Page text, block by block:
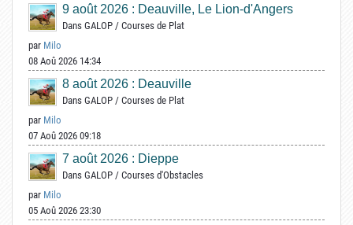
9 août 2026 : Deauville, Le Lion-d'Angers
Dans GALOP / Courses de Plat
par Milo
08 Aoû 2026 14:34
8 août 2026 : Deauville
Dans GALOP / Courses de Plat
par Milo
07 Aoû 2026 09:18
7 août 2026 : Dieppe
Dans GALOP / Courses d'Obstacles
par Milo
05 Aoû 2026 23:30